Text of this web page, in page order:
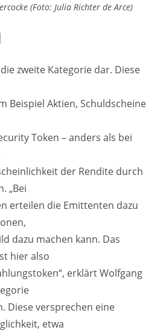
(Foto: Julia Richter de Arce)
zweite Kategorie dar. Diese
Beispiel Aktien, Schuldscheine
Token – anders als bei
der Rendite durch
„Bei
erteilen die Emittenten dazu
dazu machen kann. Das
hier also
erklärt Wolfgang
Diese versprechen eine
etwa